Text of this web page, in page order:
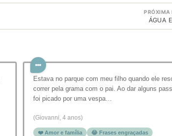
PRÓXIMA
ÁGUA
Estava no parque com meu filho quando ele
correr pela grama com o pai. Ao dar alguns
foi picado por uma vespa…
(Giovanni, 4 anos)
❤️ Amor e família 😂 Frases engraçadas